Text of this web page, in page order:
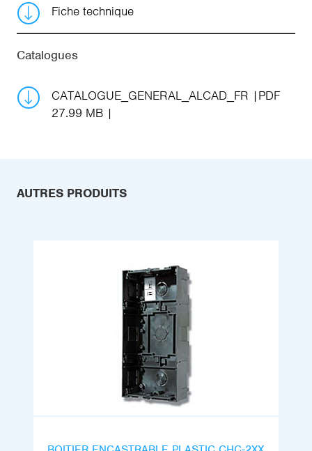
Fiche technique
Catalogues
CATALOGUE_GENERAL_ALCAD_FR
PDF
27.99 MB
AUTRES PRODUITS